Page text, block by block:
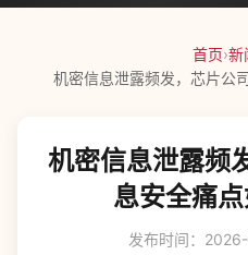
首页›新
机密信息泄露频发，芯片公
机密信息泄露频
息安全痛点
发布时间：